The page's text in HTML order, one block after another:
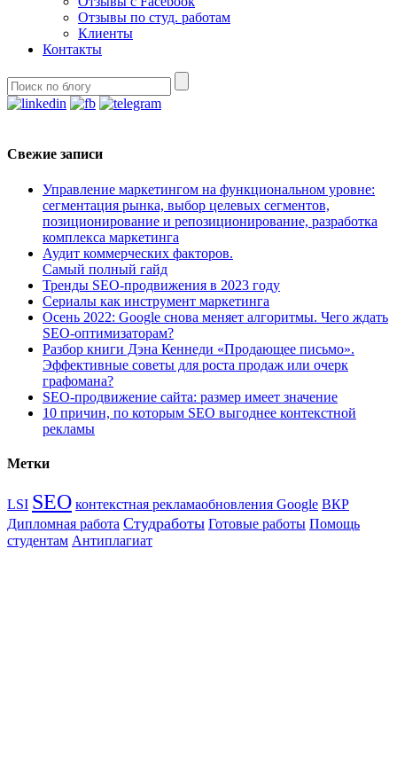
Отзывы по студ. работам
Клиенты
Контакты
Свежие записи
Управление маркетингом на функциональном уровне:
сегментация рынка, выбор целевых сегментов,
позиционирование и репозиционирование, разработка
комплекса маркетинга
Аудит коммерческих факторов.
Самый полный гайд
Тренды SEO-продвижения в 2023 году
Сериалы как инструмент маркетинга
Осень 2022: Google снова меняет алгоритмы. Чего ждать
SEO-оптимизаторам?
Разбор книги Дэна Кеннеди «Продающее письмо».
Эффективные советы для роста продаж или очерк
графомана?
SEO-продвижение сайта: размер имеет значение
10 причин, по которым SEO выгоднее контекстной
рекламы
Метки
LSI SEO контекстная рекламаобновления Google ВКР
Дипломная работа Студработы Готовые работы Помощь
студентам Антиплагиат